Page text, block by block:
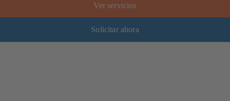
Ver servicios
Solicitar ahora